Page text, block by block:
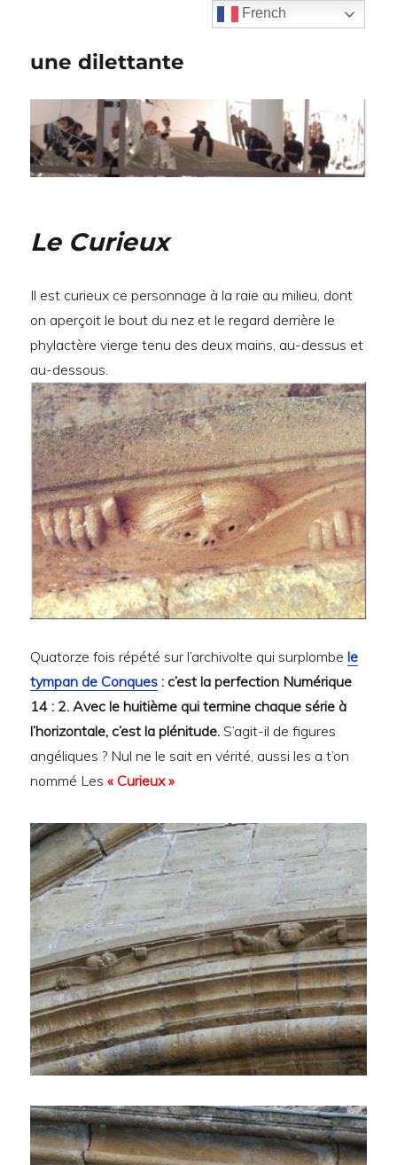
une dilettante
Le Curieux
Il est curieux ce personnage à la raie au milieu, dont
on aperçoit le bout du nez et le regard derrière le
phylactère vierge tenu des deux mains, au-dessus et
au-dessous.
Quatorze fois répété sur l’archivolte qui surplombele
tympan de Conques : c’est la perfection Numérique
14 : 2. Avec le huitième qui termine chaque série à
l’horizontale, c’est la plénitude. S’agit-il de figures
angéliques ? Nul ne le sait en vérité, aussi les a t’on
nommé Les« Curieux »
French